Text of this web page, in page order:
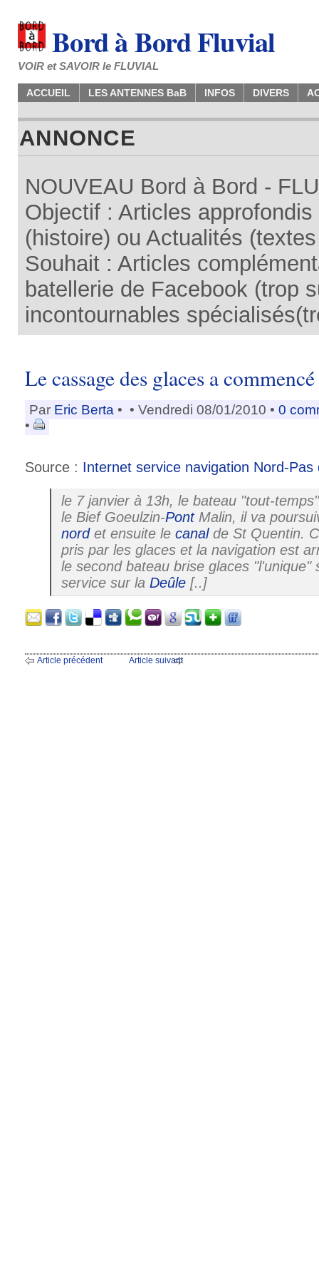
Bord à Bord Fluvial
VOIR et SAVOIR le FLUVIAL
ACCUEIL LES ANTENNES BaB INFOS DIVERS
ANNONCE
NOUVEAU Bord à Bord -
Objectif : Articles
(histoire) ou Actualités
Souhait : Articles
batellerie de Facebook (trop
incontournables
Le cassage des glaces a
Par Eric Berta • • Vendredi 08/01/2010 • 0
•
Source : Internet service navigation Nord-Pas
le 7 janvier à 13h, le bateau "tout-
le Bief Goeulzin-PontMalin, il va
nordet ensuite le canalde St Quentin.
pris par les glaces et la navigation est
le second bateau brise glaces "l'unique"
service sur la Deûle [..]
Article précédent Article suivant